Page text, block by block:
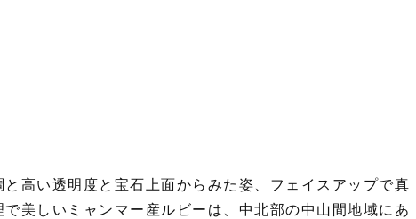
高い透明度と宝石上面からみた姿、フェイスアップで真
美しいミャンマー産ルビーは、中北部の中山間地域にあ